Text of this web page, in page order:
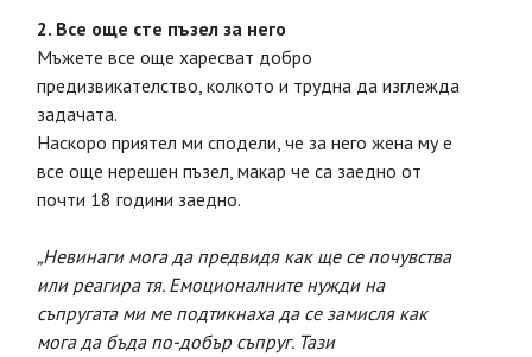
2. Все още сте пъзел за него
Мъжете все още харесват добро
предизвикателство, колкото и трудна да изглежда
задачата.
Наскоро приятел ми сподели, че за него жена му е
все още нерешен пъзел, макар че са заедно от
почти 18 години заедно.
„Невинаги мога да предвидя как ще се почувства
или реагира тя. Емоционалните нужди на
съпругата ми ме подтикнаха да се замисля как
мога да бъда по-добър съпруг. Тази